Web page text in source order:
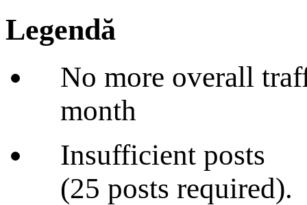
Legendă
No more overall
month
Insufficient posts
(25 posts required).